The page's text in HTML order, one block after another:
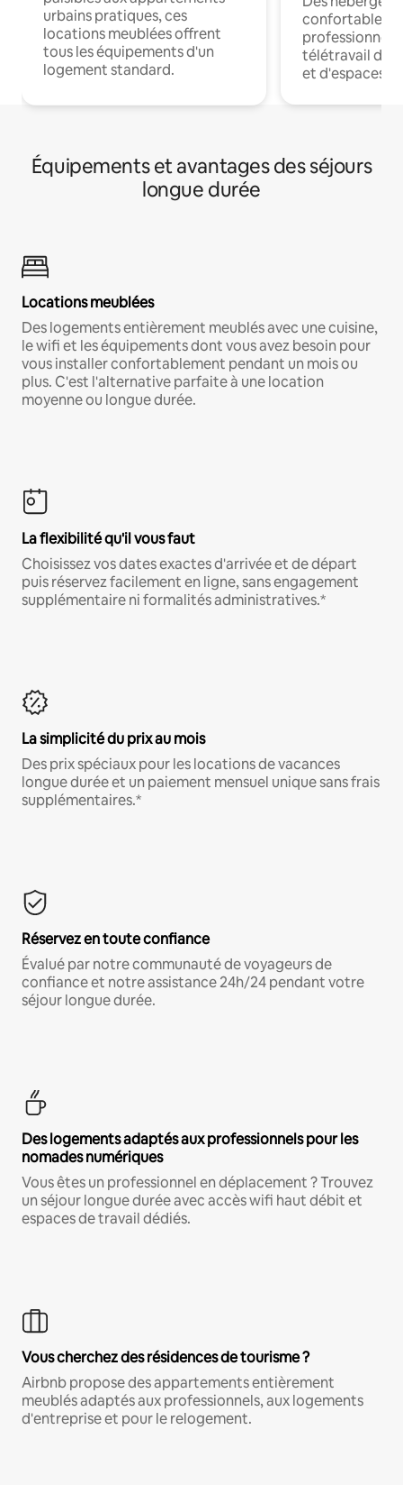
urbains pratiques, ces
locations meublées offrent
tous les équipements d'un
logement standard.
confortables
professionnels
télétravail
et d'espaces
Équipements et avantages des séjours
longue durée
Locations meublées
Des logements entièrement meublés avec une cuisine,
le wifi et les équipements dont vous avez besoin pour
vous installer confortablement pendant un mois ou
plus. C'est l'alternative parfaite à une location
moyenne ou longue durée.
La flexibilité qu'il vous faut
Choisissez vos dates exactes d'arrivée et de départ
puis réservez facilement en ligne, sans engagement
supplémentaire ni formalités administratives.*
La simplicité du prix au mois
Des prix spéciaux pour les locations de vacances
longue durée et un paiement mensuel unique sans frais
supplémentaires.*
Réservez en toute confiance
Évalué par notre communauté de voyageurs de
confiance et notre assistance 24h/24 pendant votre
séjour longue durée.
Des logements adaptés aux professionnels pour les
nomades numériques
Vous êtes un professionnel en déplacement ? Trouvez
un séjour longue durée avec accès wifi haut débit et
espaces de travail dédiés.
Vous cherchez des résidences de tourisme ?
Airbnb propose des appartements entièrement
meublés adaptés aux professionnels, aux logements
d'entreprise et pour le relogement.